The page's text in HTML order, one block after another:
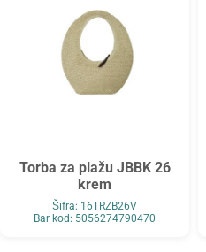
Torba za plažu JBBK 26
krem
Šifra: 16TRZB26V
Bar kod: 5056274790470